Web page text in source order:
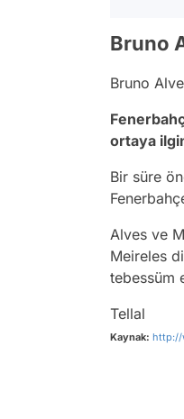
Bruno
Bruno
ortaya
Bir süre
Alves ve
Meireles
tebessüm
Tellal
Kaynak: http://